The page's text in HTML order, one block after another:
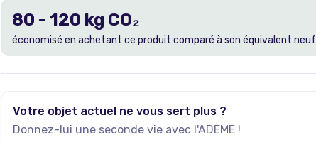
80 - 120 kg CO₂
économisé en achetant ce produit comparé à son équivalent neuf
Votre objet actuel ne vous sert plus ?
Donnez-lui une seconde vie avec l'ADEME !